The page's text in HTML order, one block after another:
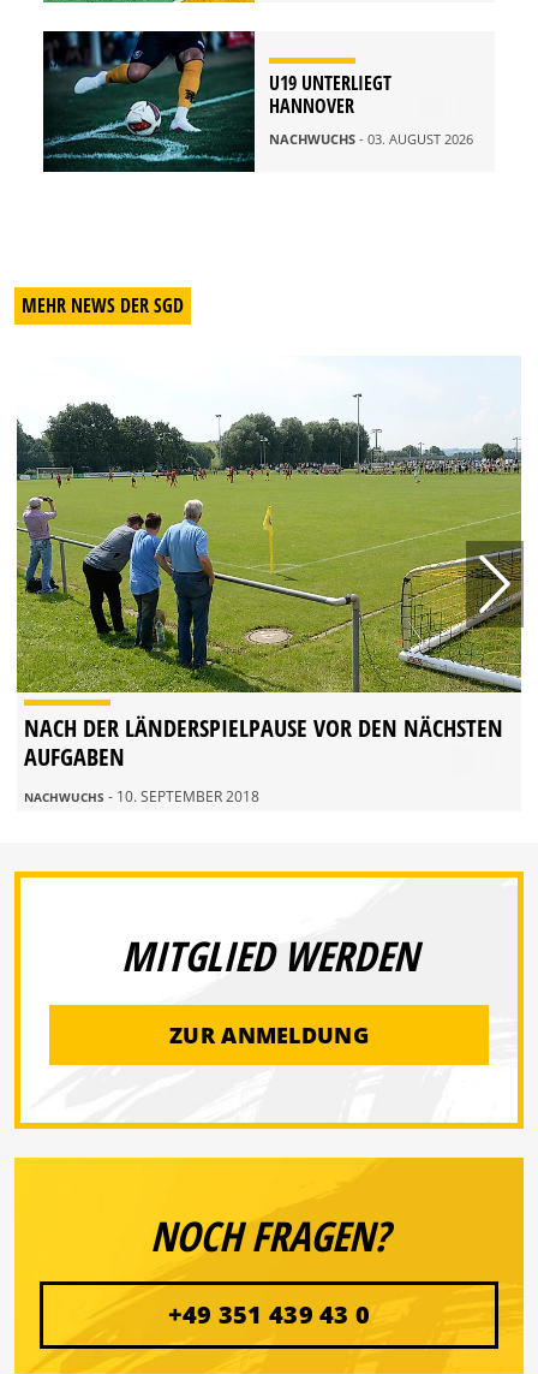
U19 UNTERLIEGT
HANNOVER
NACHWUCHS - 03. AUGUST 2026
MEHR NEWS DER SGD
NACH DER LÄNDERSPIELPAUSE VOR DEN NÄCHSTEN
AUFGABEN
NACHWUCHS - 10. SEPTEMBER 2018
MITGLIED WERDEN
ZUR ANMELDUNG
NOCH FRAGEN?
+49 351 439 43 0